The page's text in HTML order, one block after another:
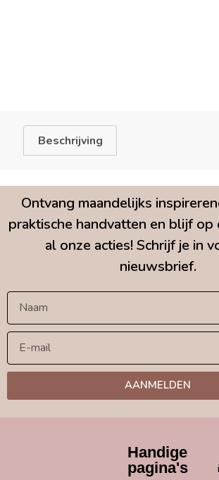
Beschrijving
Ontvang maandelijks
praktische handvatten en blijf op
al onze acties! Schrijf je in
nieuwsbrief.
AANMELDEN
Handige
pagina's